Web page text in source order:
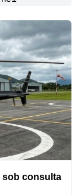
sob consulta